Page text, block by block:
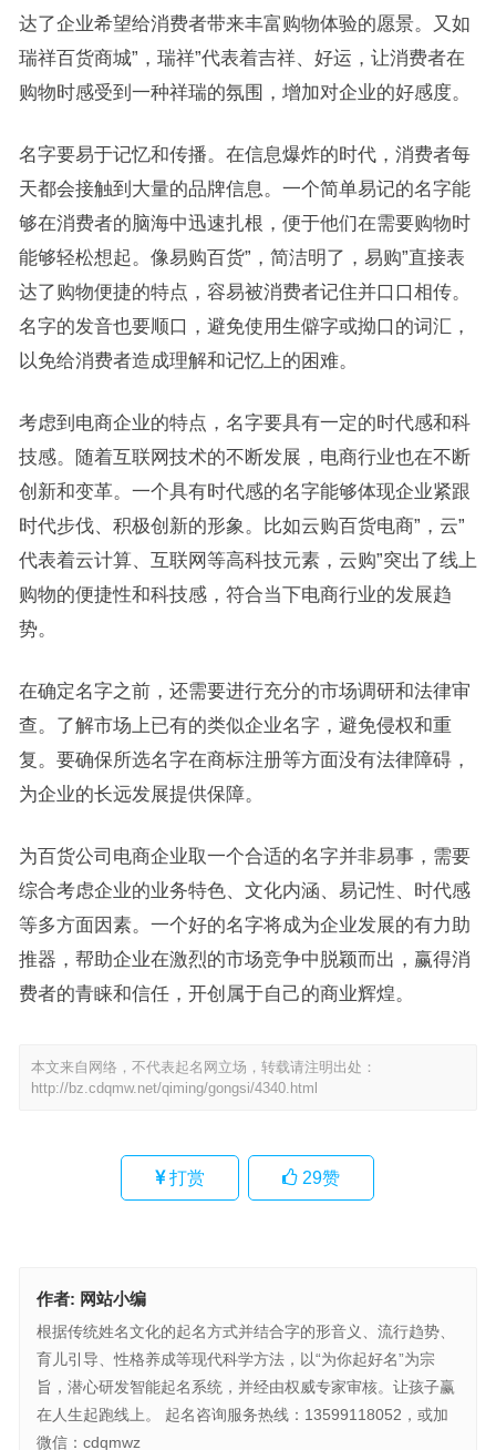
达了企业希望给消费者带来丰富购物体验的愿景。又如
瑞祥百货商城”，瑞祥”代表着吉祥、好运，让消费者在
购物时感受到一种祥瑞的氛围，增加对企业的好感度。
名字要易于记忆和传播。在信息爆炸的时代，消费者每
天都会接触到大量的品牌信息。一个简单易记的名字能
够在消费者的脑海中迅速扎根，便于他们在需要购物时
能够轻松想起。像易购百货”，简洁明了，易购”直接表
达了购物便捷的特点，容易被消费者记住并口口相传。
名字的发音也要顺口，避免使用生僻字或拗口的词汇，
以免给消费者造成理解和记忆上的困难。
考虑到电商企业的特点，名字要具有一定的时代感和科
技感。随着互联网技术的不断发展，电商行业也在不断
创新和变革。一个具有时代感的名字能够体现企业紧跟
时代步伐、积极创新的形象。比如云购百货电商”，云”
代表着云计算、互联网等高科技元素，云购”突出了线上
购物的便捷性和科技感，符合当下电商行业的发展趋
势。
在确定名字之前，还需要进行充分的市场调研和法律审
查。了解市场上已有的类似企业名字，避免侵权和重
复。要确保所选名字在商标注册等方面没有法律障碍，
为企业的长远发展提供保障。
为百货公司电商企业取一个合适的名字并非易事，需要
综合考虑企业的业务特色、文化内涵、易记性、时代感
等多方面因素。一个好的名字将成为企业发展的有力助
推器，帮助企业在激烈的市场竞争中脱颖而出，赢得消
费者的青睐和信任，开创属于自己的商业辉煌。
本文来自网络，不代表起名网立场，转载请注明出处：
http://bz.cdqmw.net/qiming/gongsi/4340.html
打赏 29赞
作者: 网站小编
根据传统姓名文化的起名方式并结合字的形音义、流行趋势、
育儿引导、性格养成等现代科学方法，以“为你起好名”为宗
旨，潜心研发智能起名系统，并经由权威专家审核。让孩子赢
在人生起跑线上。 起名咨询服务热线：13599118052，或加
微信：cdqmwz